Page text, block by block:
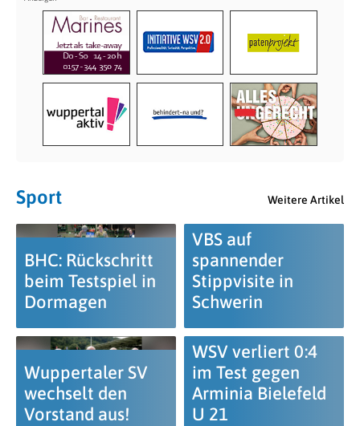
Sport Weitere Artikel
BHC: Rückschritt
beim Testspiel in
Dormagen
VBS auf
spannender
Stippvisite in
Schwerin
Wuppertaler SV
wechselt den
Vorstand aus!
WSV verliert 0:4
im Test gegen
Arminia Bielefeld
U 21